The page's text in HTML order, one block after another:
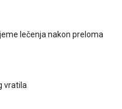
lečenja nakon preloma
vratila